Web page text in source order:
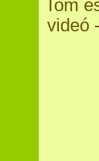
Tom
videó